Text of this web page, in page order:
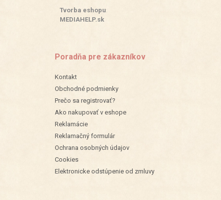
Tvorba eshopu:
MEDIAHELP.sk
Poradňa pre zákazníkov
Kontakt
Obchodné podmienky
Prečo sa registrovať?
Ako nakupovať v eshope
Reklamácie
Reklamačný formulár
Ochrana osobných údajov
Cookies
Elektronicke odstúpenie od zmluvy